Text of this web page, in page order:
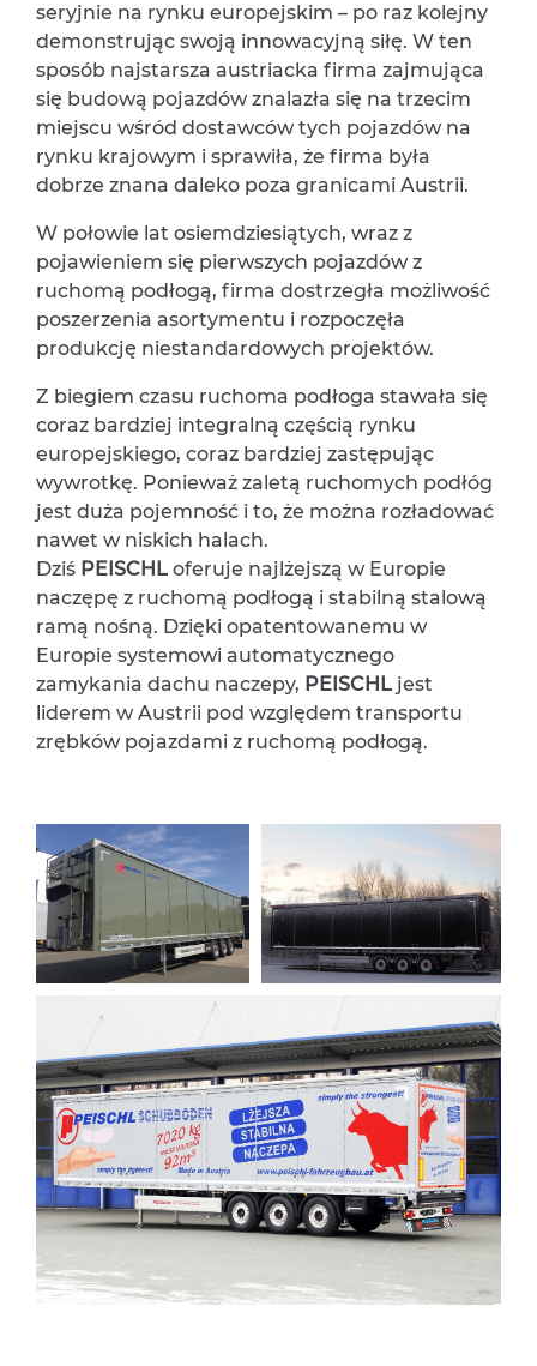
seryjnie na rynku europejskim – po raz kolejny
demonstrując swoją innowacyjną siłę. W ten
sposób najstarsza austriacka firma zajmująca
się budową pojazdów znalazła się na trzecim
miejscu wśród dostawców tych pojazdów na
rynku krajowym i sprawiła, że firma była
dobrze znana daleko poza granicami Austrii.
W połowie lat osiemdziesiątych, wraz z
pojawieniem się pierwszych pojazdów z
ruchomą podłogą, firma dostrzegła możliwość
poszerzenia asortymentu i rozpoczęła
produkcję niestandardowych projektów.
Z biegiem czasu ruchoma podłoga stawała się
coraz bardziej integralną częścią rynku
europejskiego, coraz bardziej zastępując
wywrotkę. Ponieważ zaletą ruchomych podłóg
jest duża pojemność i to, że można rozładować
nawet w niskich halach.
Dziś PEISCHL oferuje najlżejszą w Europie
naczępę z ruchomą podłogą i stabilną stalową
ramą nośną. Dzięki opatentowanemu w
Europie systemowi automatycznego
zamykania dachu naczepy, PEISCHL jest
liderem w Austrii pod względem transportu
zrębków pojazdami z ruchomą podłogą.